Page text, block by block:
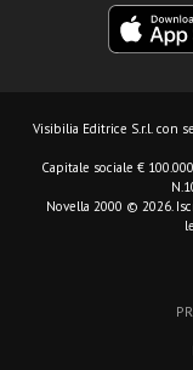
Visibilia Editrice S.r.l. con
Capitale sociale €
Novella 2000 © 2026.